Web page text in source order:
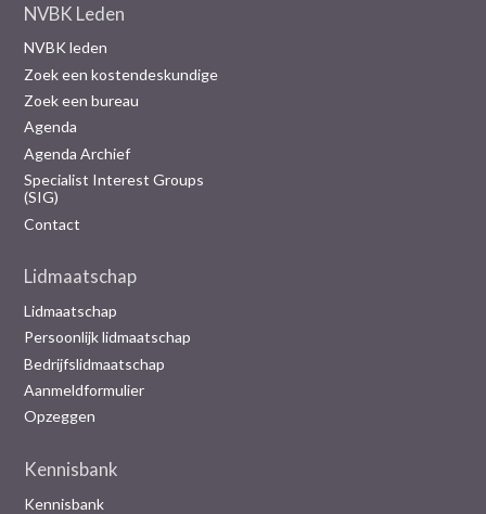
NVBK Leden
NVBK leden
Zoek een kostendeskundige
Zoek een bureau
Agenda
Agenda Archief
Specialist Interest Groups
(SIG)
Contact
Lidmaatschap
Lidmaatschap
Persoonlijk lidmaatschap
Bedrijfslidmaatschap
Aanmeldformulier
Opzeggen
Kennisbank
Kennisbank